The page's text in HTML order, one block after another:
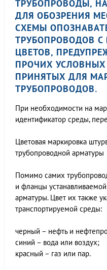
ТРУБОПРОВОДЫ,
ДЛЯ ОБОЗРЕНИЯ
СХЕМЫ
ТРУБОПРОВОДОВ
ЦВЕТОВ,
ПРОЧИХ
ПРИНЯТЫХ ДЛЯ
ТРУБОПРОВОДОВ.
При необходимости на
идентификатор среды,
Цветовая маркировка
трубопроводной арматуры
Помимо самих
и фланцы
арматуры. Цвет их также
транспортируемой среды:
черный – нефть и
синий – вода или воздух;
красный – газ или пар.